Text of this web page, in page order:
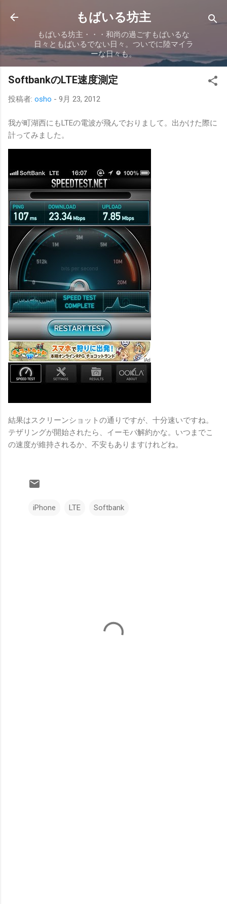
スキップしてメイン コンテンツに移動
もばいる坊主
もばいる坊主・・・和尚の過ごすもばいるな
日々ともばいるでない日々。ついでに陸マイラ
ーな日々も。
SoftbankのLTE速度測定
投稿者: osho - 9月 23, 2012
我が町湖西にもLTEの電波が飛んでおりまして。出かけた際に
計ってみました。
結果はスクリーンショットの通りですが、十分速いですね。
テザリングが開始されたら、イーモバ解約かな。いつまでこ
の速度が維持されるか、不安もありますけれどね。
iPhone LTE Softbank